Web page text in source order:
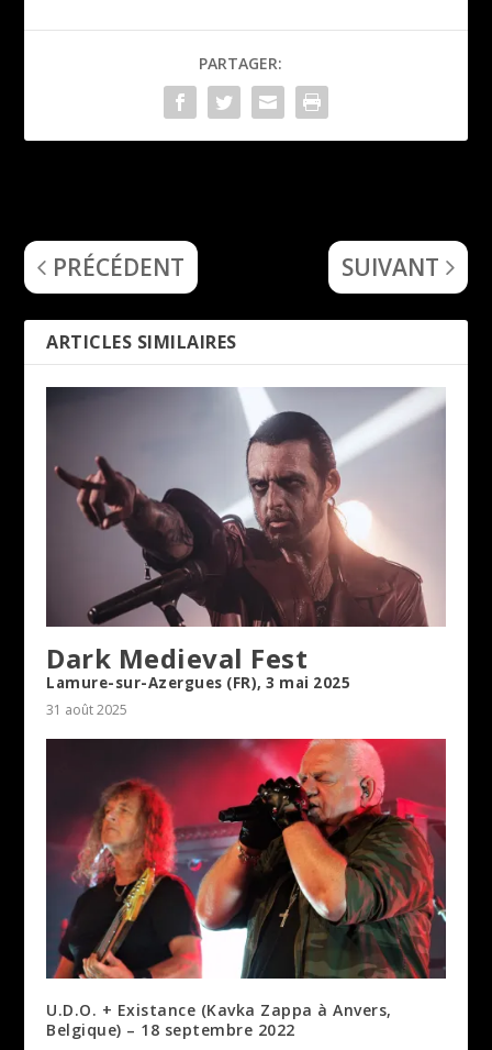
PARTAGER:
PRÉCÉDENT SUIVANT
ARTICLES SIMILAIRES
Dark Medieval Fest
Lamure-sur-Azergues (FR), 3 mai 2025
31 août 2025
U.D.O. + Existance (Kavka Zappa à Anvers,
Belgique) – 18 septembre 2022